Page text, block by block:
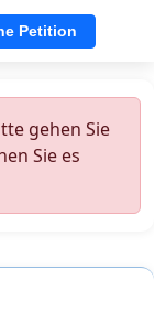
Petition
gehen Sie
Sie es